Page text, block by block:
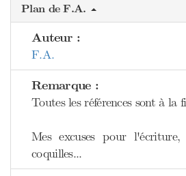
Plan de F.A.
Auteur :
F.A.
Remarque :
Toutes les références sont à la
Mes excuses pour
coquilles...